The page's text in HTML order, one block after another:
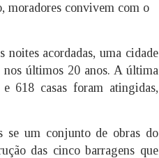
moradores convivem com o
noites acordadas, uma cidade
últimos 20 anos. A última
618 casas foram atingidas,
se um conjunto de obras do
das cinco barragens que